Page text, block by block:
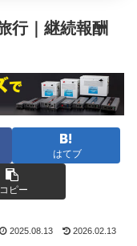
行｜継続報酬
はてブ
コピー
2025.08.13 2026.02.13